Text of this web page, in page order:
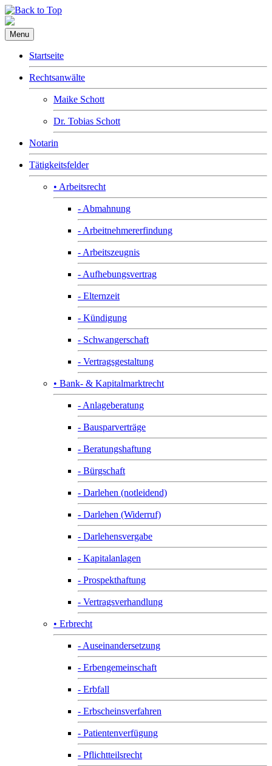
Menu
Startseite
Rechtsanwälte
Maike Schott
Dr. Tobias Schott
Notarin
Tätigkeitsfelder
• Arbeitsrecht
- Abmahnung
- Arbeitnehmererfindung
- Arbeitszeugnis
- Aufhebungsvertrag
- Elternzeit
- Kündigung
- Schwangerschaft
- Vertragsgestaltung
• Bank- & Kapitalmarktrecht
- Anlageberatung
- Bausparverträge
- Beratungshaftung
- Bürgschaft
- Darlehen (notleidend)
- Darlehen (Widerruf)
- Darlehensvergabe
- Kapitalanlagen
- Prospekthaftung
- Vertragsverhandlung
• Erbrecht
- Auseinandersetzung
- Erbengemeinschaft
- Erbfall
- Erbscheinsverfahren
- Patientenverfügung
- Pflichtteilsrecht